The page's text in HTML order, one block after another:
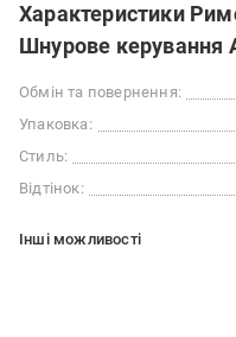
Характеристики
Шнурове керування
Обмін та повернення:
Упаковка:
Стиль:
Відтінок:
Iншi можливостi